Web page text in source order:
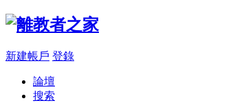
新建帳戶 登錄
論壇
搜索